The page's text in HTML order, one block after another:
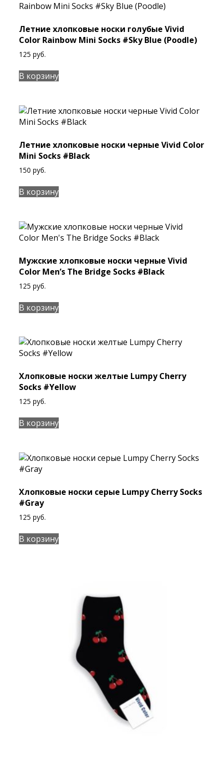
Летние хлопковые носки голубые Vivid
Color Rainbow Mini Socks #Sky Blue (Poodle)
125 руб.
В корзину
Летние хлопковые носки черные Vivid Color
Mini Socks #Black
150 руб.
В корзину
Мужские хлопковые носки черные Vivid
Color Men’s The Bridge Socks #Black
125 руб.
В корзину
Хлопковые носки желтые Lumpy Cherry
Socks #Yellow
125 руб.
В корзину
Хлопковые носки серые Lumpy Cherry Socks
#Gray
125 руб.
В корзину